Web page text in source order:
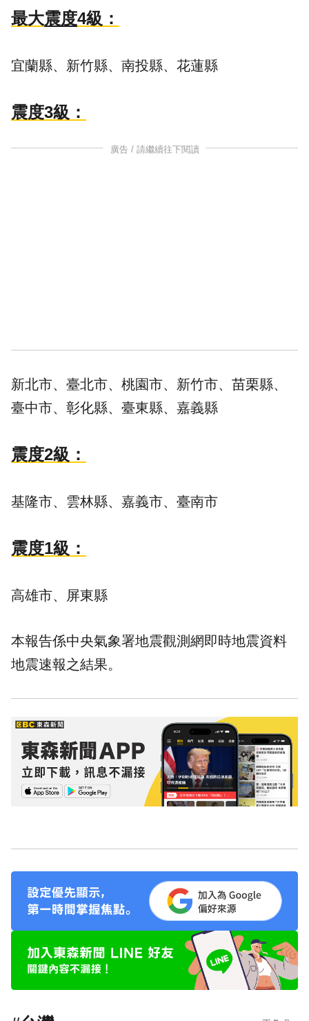
最大震度4級：
宜蘭縣、新竹縣、南投縣、花蓮縣
震度3級：
廣告 / 請繼續往下閱讀
新北市、臺北市、桃園市、新竹市、苗栗縣、
臺中市、彰化縣、臺東縣、嘉義縣
震度2級：
基隆市、雲林縣、嘉義市、臺南市
震度1級：
高雄市、屏東縣
本報告係中央氣象署地震觀測網即時地震資料
地震速報之結果。